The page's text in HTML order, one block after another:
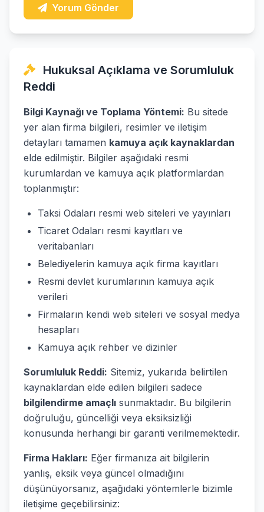
Yorum Gönder
Hukuksal Açıklama ve Sorumluluk
Reddi
Bilgi Kaynağı ve Toplama Yöntemi: Bu sitede
yer alan firma bilgileri, resimler ve iletişim
detayları tamamen kamuya açık kaynaklardan
elde edilmiştir. Bilgiler aşağıdaki resmi
kurumlardan ve kamuya açık platformlardan
toplanmıştır:
Taksi Odaları resmi web siteleri ve yayınları
Ticaret Odaları resmi kayıtları ve
veritabanları
Belediyelerin kamuya açık firma kayıtları
Resmi devlet kurumlarının kamuya açık
verileri
Firmaların kendi web siteleri ve sosyal medya
hesapları
Kamuya açık rehber ve dizinler
Sorumluluk Reddi: Sitemiz, yukarıda belirtilen
kaynaklardan elde edilen bilgileri sadece
bilgilendirme amaçlı sunmaktadır. Bu bilgilerin
doğruluğu, güncelliği veya eksiksizliği
konusunda herhangi bir garanti verilmemektedir.
Firma Hakları: Eğer firmanıza ait bilgilerin
yanlış, eksik veya güncel olmadığını
düşünüyorsanız, aşağıdaki yöntemlerle bizimle
iletişime geçebilirsiniz: